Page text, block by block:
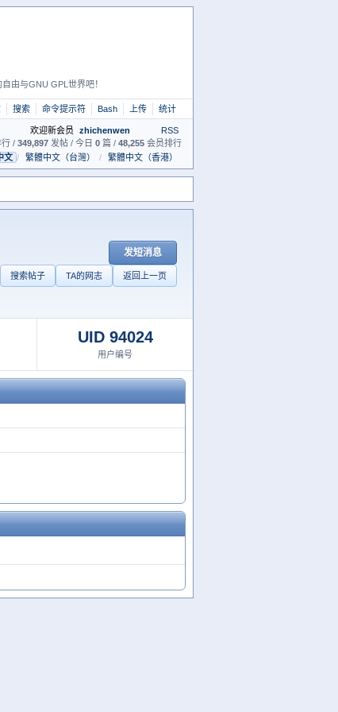
由与GNU GPL世界吧！
搜索 命令提示符 Bash 上传 统计
欢迎新会员 zhichenwen
RSS
行 / 349,897 发帖 / 今日 0 篇 / 48,255 会员排行
文 / 繁體中文（台灣） / 繁體中文（香港）
发短消息
搜索帖子 TA的网志 返回上一页
UID 94024
用户编号